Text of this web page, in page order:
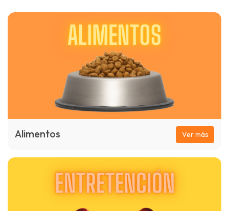
Alimentos Ver más